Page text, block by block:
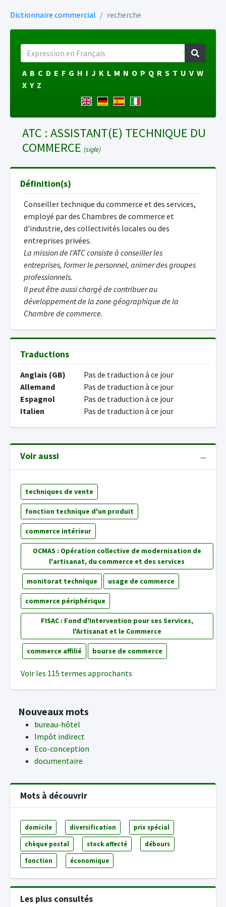
Dictionnaire commercial recherche
A B C D E F G H I J K L M N O P Q R S T U V W
X Y Z
ATC : ASSISTANT(E) TECHNIQUE DU
COMMERCE (sigle)
Définition(s)
Conseiller technique du commerce et des services,
employé par des Chambres de commerce et
d'industrie, des collectivités locales ou des
entreprises privées.
La mission de l'ATC consiste à conseiller les
entreprises, former le personnel, animer des groupes
professionnels.
Il peut être aussi chargé de contribuer au
développement de la zone géographique de la
Chambre de commerce.
Traductions
Anglais (GB)
Pas de traduction à ce jour
Allemand
Pas de traduction à ce jour
Espagnol
Pas de traduction à ce jour
Italien
Pas de traduction à ce jour
Voir aussi
techniques de vente
fonction technique d'un produit
commerce intérieur
OCMAS : Opération collective de modernisation de
l'artisanat, du commerce et des services
monitorat technique usage de commerce
commerce périphérique
FISAC : Fond d'Intervention pour ses Services,
l'Artisanat et le Commerce
commerce affilié bourse de commerce
Voir les 115 termes approchants
Nouveaux mots
bureau-hôtel
Impôt indirect
Eco-conception
documentaire
Mots à découvrir
domicile diversification prix spécial
chèque postal stock affecté débours
fonction économique
Les plus consultés